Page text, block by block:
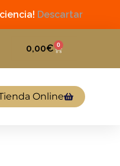
Descartar
0,00€ 0
Online